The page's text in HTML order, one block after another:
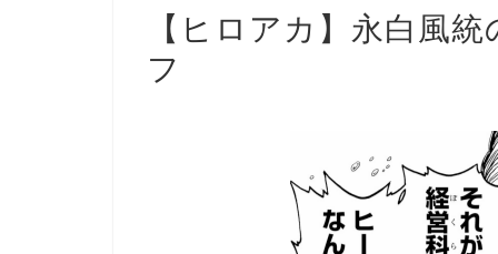
【ヒロアカ】永白風
フ